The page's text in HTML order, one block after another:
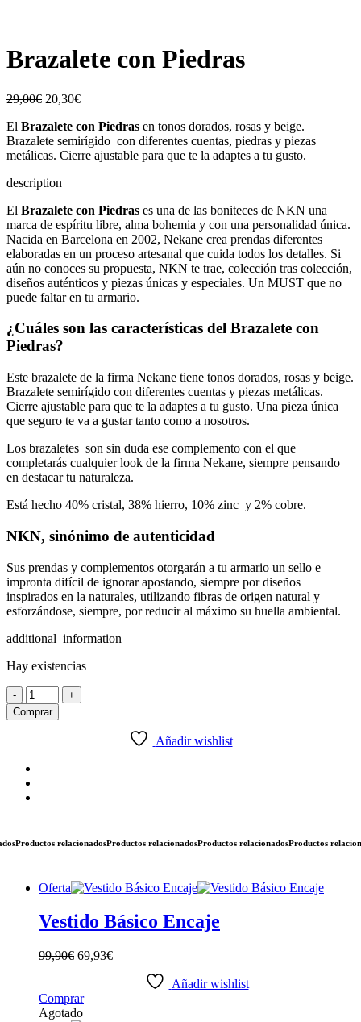
Brazalete con Piedras
29,00€ 20,30€
El Brazalete con Piedras en tonos dorados, rosas y beige.
Brazalete semirígido con diferentes cuentas, piedras y piezas
metálicas. Cierre ajustable para que te la adaptes a tu gusto.
description
El Brazalete con Piedras es una de las boniteces de NKN una
marca de espíritu libre, alma bohemia y con una personalidad única.
Nacida en Barcelona en 2002, Nekane crea prendas diferentes
elaboradas en un proceso artesanal que cuida todos los detalles. Si
aún no conoces su propuesta, NKN te trae, colección tras colección,
diseños auténticos y piezas únicas y especiales. Un MUST que no
puede faltar en tu armario.
¿Cuáles son las características del Brazalete con
Piedras?
Este brazalete de la firma Nekane tiene tonos dorados, rosas y beige.
Brazalete semirígido con diferentes cuentas y piezas metálicas.
Cierre ajustable para que te la adaptes a tu gusto. Una pieza única
que seguro te va a gustar tanto como a nosotros.
Los brazaletes son sin duda ese complemento con el que
completarás cualquier look de la firma Nekane, siempre pensando
en destacar tu naturaleza.
Está hecho 40% cristal, 38% hierro, 10% zinc y 2% cobre.
NKN, sinónimo de autenticidad
Sus prendas y complementos otorgarán a tu armario un sello e
impronta difícil de ignorar apostando, siempre por diseños
inspirados en la naturales, utilizando fibras de origen natural y
esforzándose, siempre, por reducir al máximo su huella ambiental.
additional_information
Hay existencias
-
Brazalete
con
Piedras
+
Comprar
Añadir wishlist
Productos relacionadosProductos relacionadosProductos relacionadosProductos
Oferta
Vestido Básico Encaje
99,90€ 69,93€
Añadir wishlist
ComprarEste
Agotado